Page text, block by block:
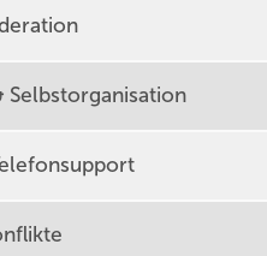
Selbstorganisation